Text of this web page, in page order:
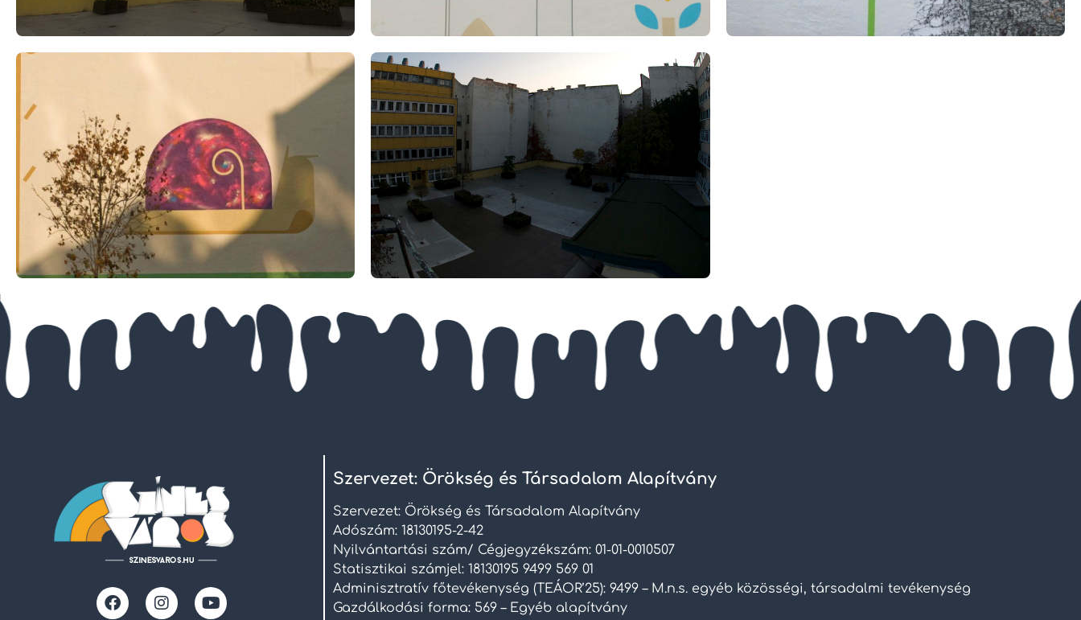
Szervezet: Örökség és Társadalom Alapítvány
Szervezet: Örökség és Társadalom Alapítvány
Adószám: 18130195-2-42
Nyilvántartási szám/ Cégjegyzékszám: 01-01-0010507
Statisztikai számjel: 18130195 9499 569 01
Adminisztratív főtevékenység (TEÁOR’25): 9499 – M.n.s. egyéb közösségi, társadalmi tevékenység
Gazdálkodási forma: 569 – Egyéb alapítvány